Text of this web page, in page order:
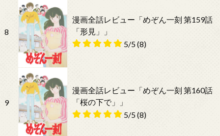
8
漫画全話レビュー「めぞん一刻 第159話
「形見」」
5/5(8)
9
漫画全話レビュー「めぞん一刻 第160話
「桜の下で」」
5/5(8)